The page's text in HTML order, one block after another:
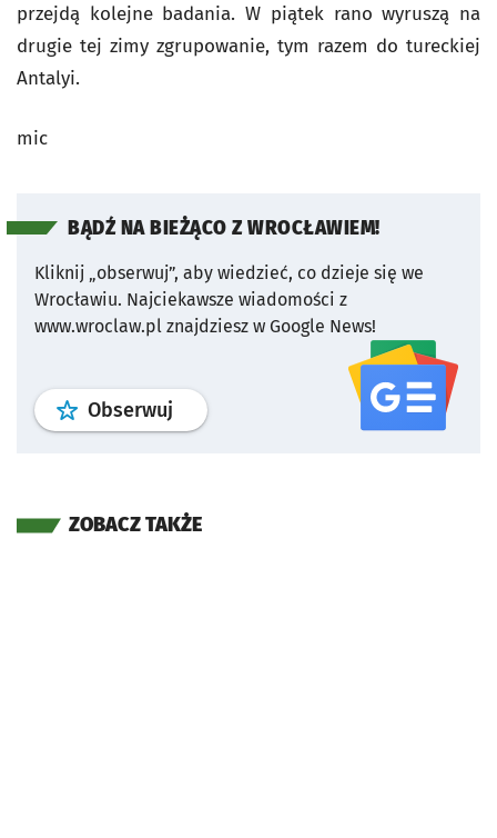
przejdą kolejne badania. W piątek rano wyruszą na
drugie tej zimy zgrupowanie, tym razem do tureckiej
Antalyi.
mic
BĄDŹ NA BIEŻĄCO Z WROCŁAWIEM!
Kliknij „obserwuj”, aby wiedzieć, co dzieje się we
Wrocławiu. Najciekawsze wiadomości z
www.wroclaw.pl znajdziesz w Google News!
Obserwuj profil serwisu
ZOBACZ TAKŻE